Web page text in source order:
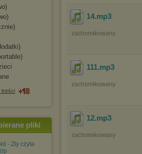
treści
pliki
- Zły czyta
14.mp3
zachomikowany
111.mp3
zachomikowany
12.mp3
zachomikowany